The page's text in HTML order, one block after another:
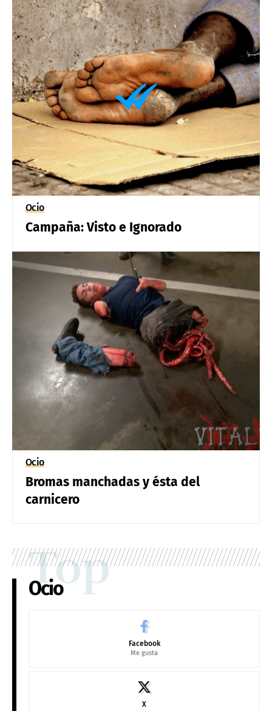
Ocio
Campaña: Visto e Ignorado
Ocio
Bromas manchadas y ésta del
carnicero
Ocio
Top
Facebook
Me gusta
X